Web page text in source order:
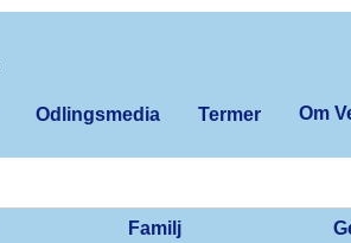
Odlingsmedia Termer Om
Familj